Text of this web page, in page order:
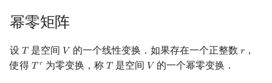
幂零矩阵
设 𝑇
T 是空间 𝑉
V 的一个线性变换．如果存在一个正整数 𝑟
r，
使得 𝑇 𝑟
Tr 为零变换，称 𝑇
T是空间 𝑉
V 的一个幂零变换．